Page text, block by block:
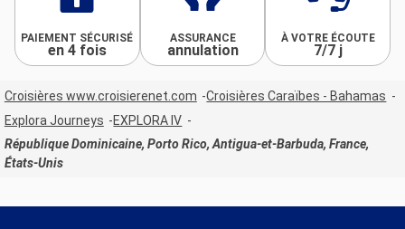
PAIEMENT SÉCURISÉ
en 4 fois
ASSURANCE
annulation
À VOTRE ÉCOUTE
7/7 j
Croisières www.croisierenet.com
Croisières Caraïbes - Bahamas
Explora Journeys
EXPLORA IV
République Dominicaine, Porto Rico, Antigua-et-Barbuda, France,
États-Unis